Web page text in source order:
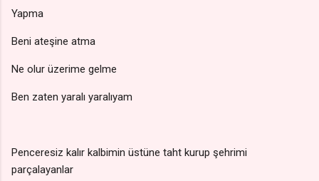
Yapma
Beni ateşine atma
Ne olur üzerime gelme
Ben zaten yaralı yaralıyam
Penceresiz kalır kalbimin üstüne taht kurup şehrimi
parçalayanlar